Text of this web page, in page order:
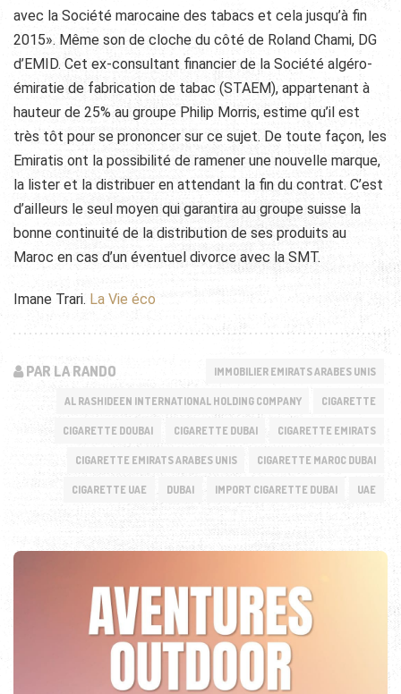
avec la Société marocaine des tabacs et cela jusqu’à fin
2015». Même son de cloche du côté de Roland Chami, DG
d’EMID. Cet ex-consultant financier de la Société algéro-
émiratie de fabrication de tabac (STAEM), appartenant à
hauteur de 25% au groupe Philip Morris, estime qu’il est
très tôt pour se prononcer sur ce sujet. De toute façon, les
Emiratis ont la possibilité de ramener une nouvelle marque,
la lister et la distribuer en attendant la fin du contrat. C’est
d’ailleurs le seul moyen qui garantira au groupe suisse la
bonne continuité de la distribution de ses produits au
Maroc en cas d’un éventuel divorce avec la SMT.
Imane Trari. La Vie éco
PAR LA RANDO IMMOBILIER EMIRATS ARABES UNIS
AL RASHIDEEN INTERNATIONAL HOLDING COMPANY CIGARETTE
CIGARETTE DOUBAI CIGARETTE DUBAI CIGARETTE EMIRATS
CIGARETTE EMIRATS ARABES UNIS CIGARETTE MAROC DUBAI
CIGARETTE UAE DUBAI IMPORT CIGARETTE DUBAI UAE